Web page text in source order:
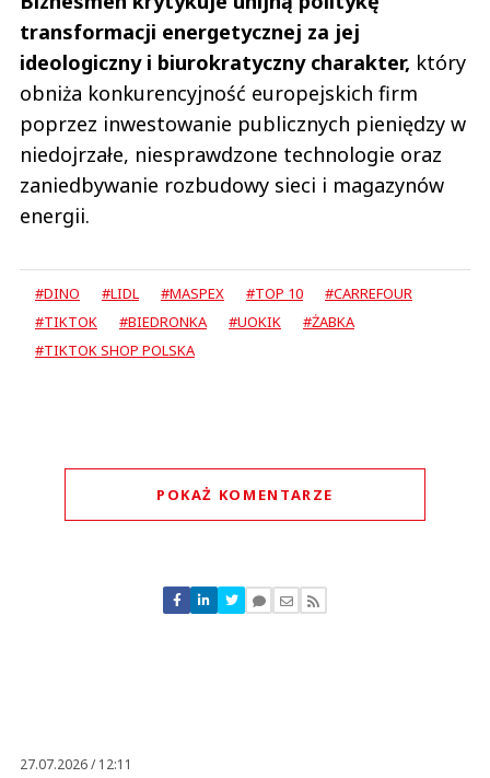
transformacji energetycznej za jej
ideologiczny i biurokratyczny charakter, który
obniża konkurencyjność europejskich firm
poprzez inwestowanie publicznych pieniędzy w
niedojrzałe, niesprawdzone technologie oraz
zaniedbywanie rozbudowy sieci i magazynów
energii.
#DINO #LIDL #MASPEX #TOP 10
#CARREFOUR
#TIKTOK
#BIEDRONKA #UOKIK
#ŻABKA
#TIKTOK SHOP POLSKA
POKAŻ KOMENTARZE
Nie znaleziono komentarzy
Zostaw swoje komentarze
27.07.2026 / 12:11